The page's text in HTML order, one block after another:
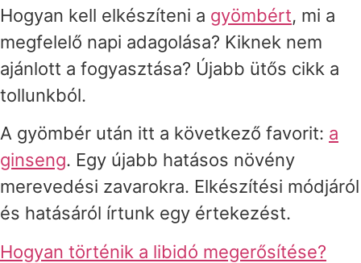
Hogyan kell elkészíteni a gyömbért, mi a
megfelelő napi adagolása? Kiknek nem
ajánlott a fogyasztása? Újabb ütős cikk a
tollunkból.
A gyömbér után itt a következő favorit: a
ginseng. Egy újabb hatásos növény
merevedési zavarokra. Elkészítési módjáról
és hatásáról írtunk egy értekezést.
Hogyan történik a libidó megerősítése?